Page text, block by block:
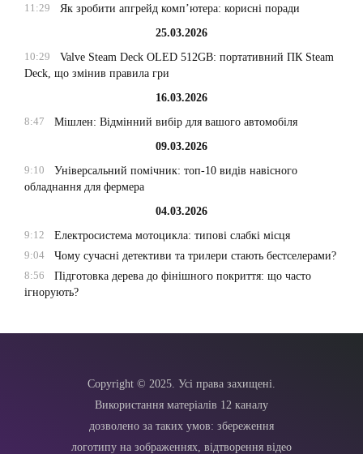
11:29
Як зробити апгрейд комп’ютера: корисні поради
25.03.2026
10:29
Valve Steam Deck OLED 512GB: портативний ПК Steam
Deck, що змінив правила гри
16.03.2026
8:47
Мішлен: Відмінний вибір для вашого автомобіля
09.03.2026
9:10
Універсальний помічник: топ-10 видів навісного
обладнання для фермера
04.03.2026
9:12
Електросистема мотоцикла: типові слабкі місця
9:04
Чому сучасні детективи та трилери стають бестселерами?
8:56
Підготовка дерева до фінішного покриття: що часто
ігнорують?
Copyright © 2025. Усі права захищені.
Використання матеріалів 12 каналу
дозволено за таких умов: збереження
логотипу на зображеннях, відтворення відео